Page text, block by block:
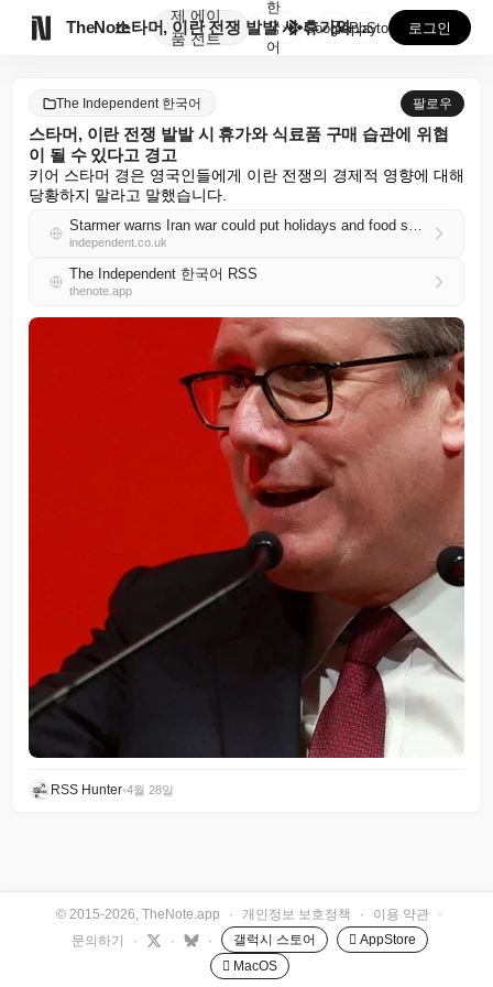
TheNote
제
품
에이
전트
스타머, 이란 전쟁 발발 시 휴가와 식료품 구매 습관에...
한
국
어
GooglePlay
AppStore 로그인
The Independent 한국어 팔로우
스타머, 이란 전쟁 발발 시 휴가와 식료품 구매 습관에 위협
이 될 수 있다고 경고
키어 스타머 경은 영국인들에게 이란 전쟁의 경제적 영향에 대해
당황하지 말라고 말했습니다.
Starmer warns Iran war could put holidays and food shopping habits under threat
independent.co.uk
The Independent 한국어 RSS
thenote.app
RSS Hunter•4월 28일
© 2015-2026, TheNote.app · 개인정보 보호정책 · 이용 약관
·
문의하기
· · · 갤럭시 스토어
 AppStore
 MacOS